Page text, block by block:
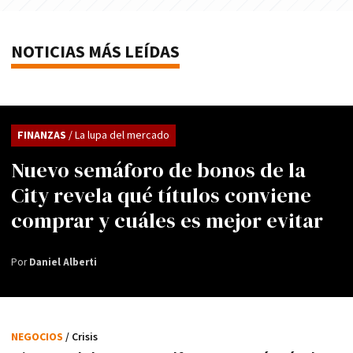
NOTICIAS MÁS LEÍDAS
Nuevo semáforo de bonos de la
City revela qué títulos conviene
comprar y cuáles es mejor evitar
FINANZAS / La lupa del mercado
PorDaniel Alberti
NEGOCIOS / Crisis